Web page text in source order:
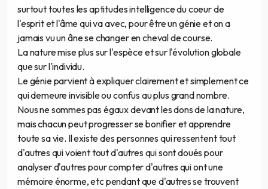
surtout toutes les aptitudes intelligence du coeur de
l'esprit et l'âme qui va avec, pour être un génie et on a
jamais vu un âne se changer en cheval de course.
La nature mise plus sur l'espèce et sur l'évolution globale
que sur l'individu.
Le génie parvient à expliquer clairement et simplement ce
qui demeure invisible ou confus au plus grand nombre.
Nous ne sommes pas égaux devant les dons de la nature,
mais chacun peut progresser se bonifier et apprendre
toute sa vie. Il existe des personnes qui ressentent tout
d'autres qui voient tout d'autres qui sont doués pour
analyser d'autres pour compter d'autres qui ont une
mémoire énorme, etc pendant que d'autres se trouvent